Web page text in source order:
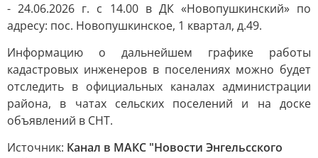
- 24.06.2026 г. с 14.00 в ДК «Новопушкинский» по
адресу: пос. Новопушкинское, 1 квартал, д.49.
Информацию о дальнейшем графике работы
кадастровых инженеров в поселениях можно будет
отследить в официальных каналах администрации
района, в чатах сельских поселений и на доске
объявлений в СНТ.
Источник: Канал в МАКС "Новости Энгельсского